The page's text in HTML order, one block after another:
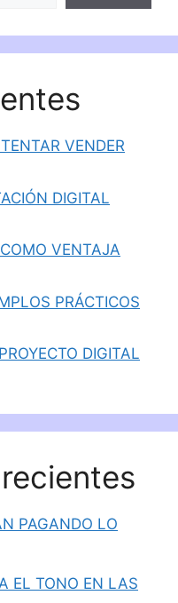
VENDER
DIGITAL
VENTAJA
PRÁCTICOS
DIGITAL
PAGANDO LO
EL TONO EN LAS